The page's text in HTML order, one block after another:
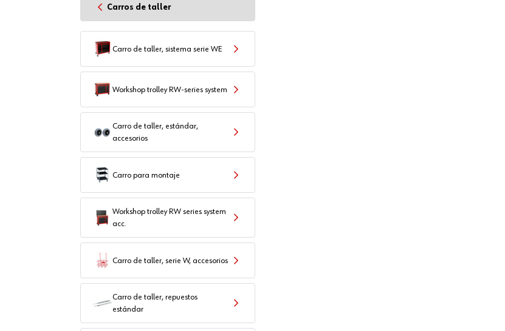
Carros de taller
Carro de taller, sistema serie WE
Workshop trolley RW-series system
Carro de taller, estándar,
accesorios
Carro para montaje
Workshop trolley RW series system
acc.
Carro de taller, serie W, accesorios
Carro de taller, repuestos
estándar